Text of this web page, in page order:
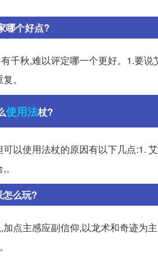
哪个好点?
千秋,难以评定哪一个更好。1.要
。
使用法杖?
以使用法杖的原因有以下几点:1.
么玩?
点主感应副信仰,以龙术和奇迹为